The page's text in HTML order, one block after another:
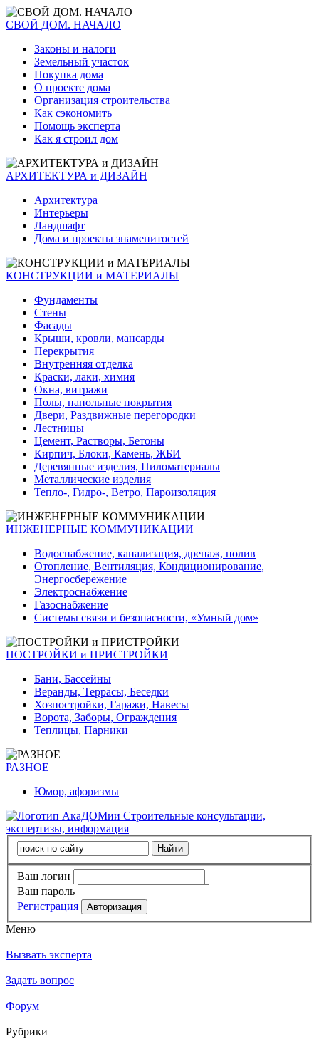
СВОЙ ДОМ. НАЧАЛО
Законы и налоги
Земельный участок
Покупка дома
О проекте дома
Организация строительства
Как сэкономить
Помощь эксперта
Как я строил дом
АРХИТЕКТУРА и ДИЗАЙН
Архитектура
Интерьеры
Ландшафт
Дома и проекты знаменитостей
КОНСТРУКЦИИ и МАТЕРИАЛЫ
Фундаменты
Стены
Фасады
Крыши, кровли, мансарды
Перекрытия
Внутренняя отделка
Краски, лаки, химия
Окна, витражи
Полы, напольные покрытия
Двери, Раздвижные перегородки
Лестницы
Цемент, Растворы, Бетоны
Кирпич, Блоки, Камень, ЖБИ
Деревянные изделия, Пиломатериалы
Металлические изделия
Тепло-, Гидро-, Ветро, Пароизоляция
ИНЖЕНЕРНЫЕ КОММУНИКАЦИИ
Водоснабжение, канализация, дренаж, полив
Отопление, Вентиляция, Кондиционирование,
Энергосбережение
Электроснабжение
Газоснабжение
Системы связи и безопасности, «Умный дом»
ПОСТРОЙКИ и ПРИСТРОЙКИ
Бани, Бассейны
Веранды, Террасы, Беседки
Хозпостройки, Гаражи, Навесы
Ворота, Заборы, Ограждения
Теплицы, Парники
РАЗНОЕ
Юмор, афоризмы
Строительные консультации,
экспертизы, информация
Ваш логин
Ваш пароль
Регистрация
Меню
Вызвать эксперта
Задать вопрос
Форум
Рубрики